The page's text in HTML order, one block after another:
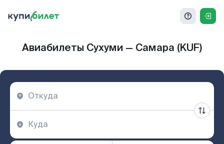
Авиабилеты Сухуми — Самара (KUF)